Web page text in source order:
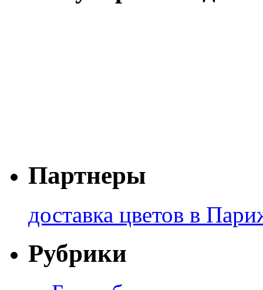
Партнеры
доставка цветов в
Рубрики